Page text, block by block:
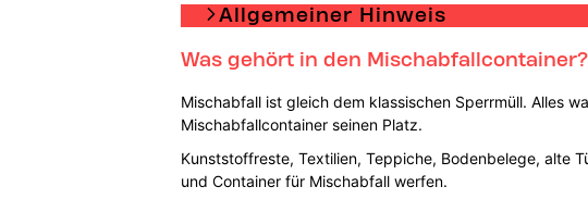
Allgemeiner Hinweis
Was gehört in den Mischabfallcontainer?
Mischabfall ist gleich dem klassischen Sperrmüll. Alles
Mischabfallcontainer seinen Platz.
Kunststoffreste, Textilien, Teppiche, Bodenbelege, alte
und Container für Mischabfall werfen.